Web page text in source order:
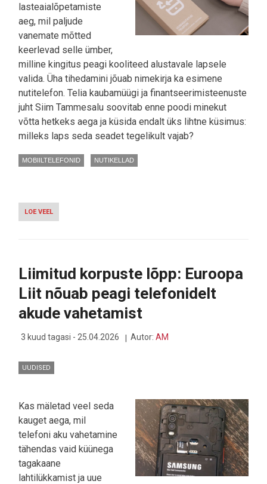
lasteaialõpetamiste
aeg, mil paljude
vanemate mõtted
keerlevad selle ümber,
milline kingitus peagi kooliteed alustavale lapsele
valida. Üha tihedamini jõuab nimekirja ka esimene
nutitelefon. Telia kaubamüügi ja finantseerimisteenuste
juht Siim Tammesalu soovitab enne poodi minekut
võtta hetkeks aega ja küsida endalt üks lihtne küsimus:
milleks laps seda seadet tegelikult vajab?
MOBIILTELEFONID NUTIKELLAD
LOE VEEL
NUTIKELL,
KUIDAS
LASTEAIA
SOBIV
Liimitud korpuste lõpp: Euroopa
Liit nõuab peagi telefonidelt
akude vahetamist
3 kuud tagasi - 25.04.2026 Autor: AM
UUDISED
Kas mäletad veel seda
kauget aega, mil
telefoni aku vahetamine
tähendas vaid küünega
tagakaane
lahtilükkamist ja uue